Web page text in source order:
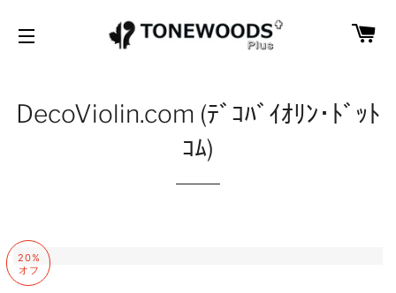
DecoViolin.com (ﾃﾞｺﾊﾞｲｵﾘﾝ･ﾄﾞｯﾄ
ｺﾑ)
20%
オフ